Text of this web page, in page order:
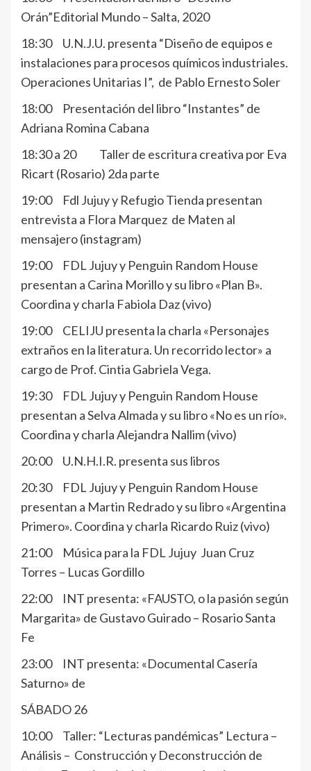
Orán”Editorial Mundo – Salta, 2020
18:30 U.N.J.U. presenta “Diseño de equipos e
instalaciones para procesos químicos industriales.
Operaciones Unitarias I”, de Pablo Ernesto Soler
18:00 Presentación del libro “Instantes” de
Adriana Romina Cabana
18:30 a 20 Taller de escritura creativa por Eva
Ricart (Rosario) 2da parte
19:00 Fdl Jujuy y Refugio Tienda presentan
entrevista a Flora Marquez de Maten al
mensajero (instagram)
19:00 FDL Jujuy y Penguin Random House
presentan a Carina Morillo y su libro «Plan B».
Coordina y charla Fabiola Daz (vivo)
19:00 CELIJU presenta la charla «Personajes
extraños en la literatura. Un recorrido lector» a
cargo de Prof. Cintia Gabriela Vega.
19:30 FDL Jujuy y Penguin Random House
presentan a Selva Almada y su libro «No es un río».
Coordina y charla Alejandra Nallim (vivo)
20:00 U.N.H.I.R. presenta sus libros
20:30 FDL Jujuy y Penguin Random House
presentan a Martin Redrado y su libro «Argentina
Primero». Coordina y charla Ricardo Ruiz (vivo)
21:00 Música para la FDL Jujuy Juan Cruz
Torres – Lucas Gordillo
22:00 INT presenta: «FAUSTO, o la pasión según
Margarita» de Gustavo Guirado – Rosario Santa
Fe
23:00 INT presenta: «Documental Casería
Saturno» de
SÁBADO 26
10:00 Taller: “Lecturas pandémicas” Lectura –
Análisis – Construcción y Deconstrucción de